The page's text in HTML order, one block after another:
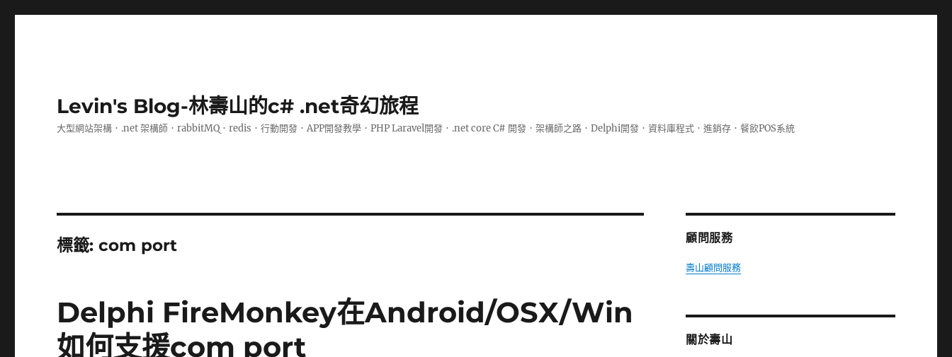
Levin's Blog-林壽山的c# .net奇幻旅程
大型網站架構．.net 架構師．rabbitMQ．redis．行動開發．APP開發教學．PHP Laravel開發．.net core C# 開發．架構師之路．Delphi開發．資料庫程式．進銷存．餐飲POS系統
標籤:com port
Delphi FireMonkey在Android/OSX/Win
如何支援com port
顧問服務
壽山顧問服務
關於壽山